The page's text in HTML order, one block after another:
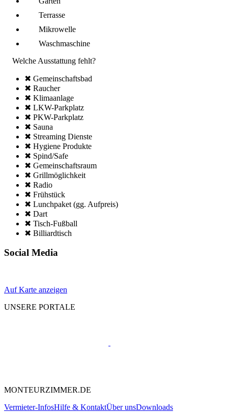
Terrasse
Mikro­welle
Wasch­maschine
Welche Ausstattung fehlt?
✖ Gemeinschafts­bad
✖ Raucher
✖ Klima­anlage
✖ LKW-Parkplatz
✖ PKW-Parkplatz
✖ Sauna
✖ Streaming Dienste
✖ Hygiene Produkte
✖ Spind/Safe
✖ Gemeinschafts­raum
✖ Grillmöglich­keit
✖ Radio
✖ Frühstück
✖ Lunchpaket (gg. Aufpreis)
✖ Dart
✖ Tisch-Fußball
✖ Billiardtisch
Social Media
Auf Karte anzeigen
UNSERE PORTALE
MONTEURZIMMER.DE
Vermieter-InfosHilfe & KontaktÜber unsDownloads